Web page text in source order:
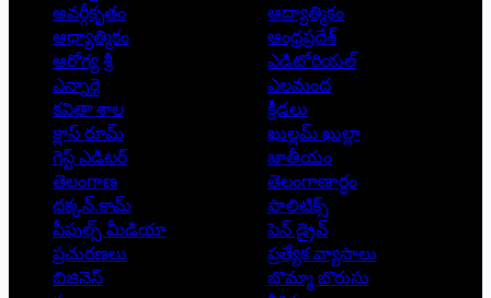
అవర్గీకృతం
ఆద్యాత్మికం
ఆధ్యాత్మికం
ఆంధ్రప్రదేశ్
ఆరోగ్య శ్రీ
ఎడిటోరియల్
ఎన్నారై
ఎలమంద
కవితా శాల
క్రీడలు
క్లాస్ రూమ్
ఖుల్లమ్ ఖుల్లా
గెస్ట్ ఎడిటర్
జాతీయం
తెలంగాణ
తెలంగాణార్థం
దక్కన్.కామ్
పాలిటిక్స్
పీపుల్స్ ‌మీడియా
పెన్ డ్రైవ్
ప్రచురణలు
ప్రత్యేక వ్యాసాలు
బిజినెస్
బొమ్మా బొరుసు